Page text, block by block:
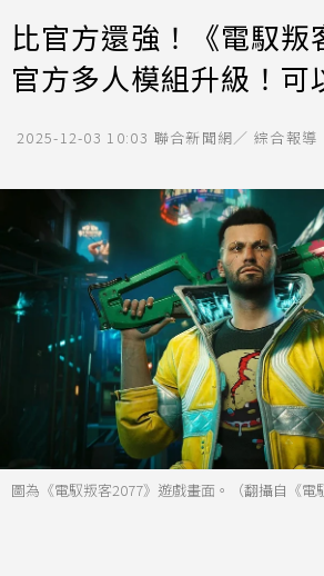
比官方還強！《電馭叛
官方多人模組升級！可
2025-12-03 10:03 聯合新聞網／ 綜合報導
圖為《電馭叛客2077》遊戲畫面。（翻攝自《電